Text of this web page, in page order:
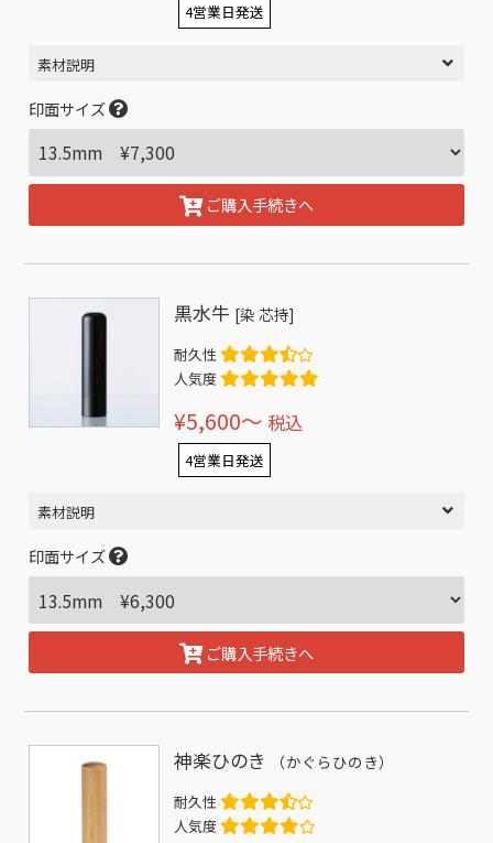
4営業日発送
素材説明
印面サイズ
ご購入手続きへ
黒水牛 [染 芯持]
耐久性
人気度
¥5,600〜 税込
4営業日発送
素材説明
印面サイズ
ご購入手続きへ
神楽ひのき （かぐらひのき）
耐久性
人気度